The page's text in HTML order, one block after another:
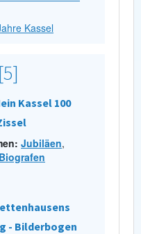
Kassel
Kassel 100
Jubiläen,
- Bilderbogen